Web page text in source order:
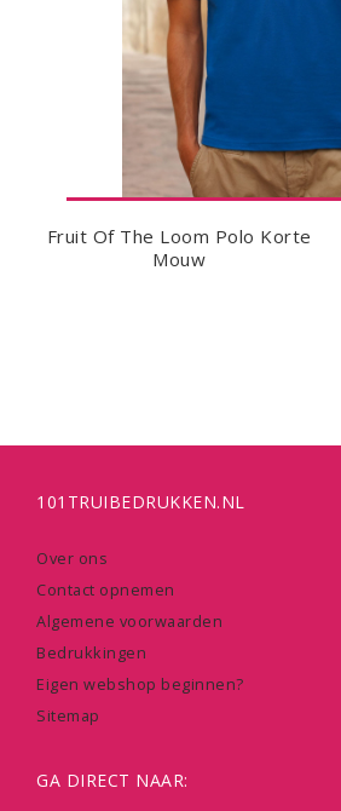
Fruit Of The Loom Polo Korte
Mouw
101TRUIBEDRUKKEN.NL
Over ons
Contact opnemen
Algemene voorwaarden
Bedrukkingen
Eigen webshop beginnen?
Sitemap
GA DIRECT NAAR: